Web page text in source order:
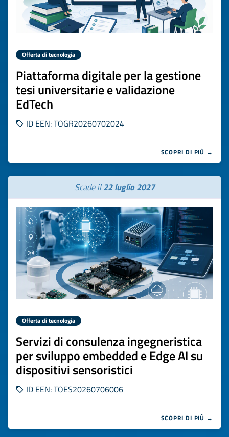
Offerta di tecnologia
Piattaforma digitale per la gestione
tesi universitarie e validazione
EdTech
ID EEN: TOGR20260702024
SCOPRI DI PIÙ →
Scade il22 luglio 2027
Offerta di tecnologia
Servizi di consulenza ingegneristica
per sviluppo embedded e Edge AI su
dispositivi sensoristici
ID EEN: TOES20260706006
SCOPRI DI PIÙ →